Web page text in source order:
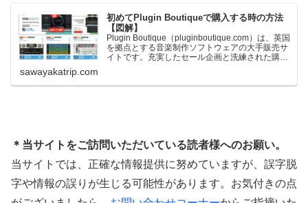
初めてPlugin Boutiqueで購入する時の方法
【図解】
Plugin Boutique（pluginboutique.com）は、英国
を拠点とする音楽制作ソフトウェアの大手販売サ
イトです。充実したセール企画と洗練された購入
に知っておきたいこと価格表示に…
sawayakatrip.com
＊当サイトをご訪問いただいている読者様へのお願い。
当サイトでは、正確な情報提供に努めていますが、誤字脱
字や情報の誤りが生じる可能性があります。お気付きの点